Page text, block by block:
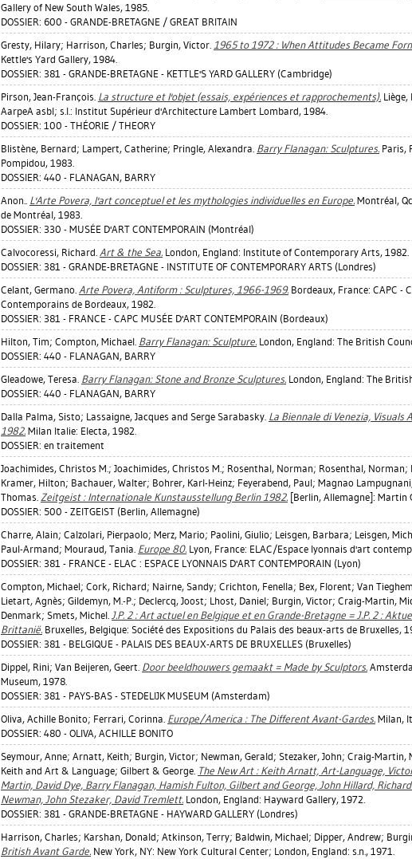
Gallery of New South Wales, 1985.
DOSSIER: 600 - GRANDE-BRETAGNE / GREAT BRITAIN
Gresty, Hilary; Harrison, Charles; Burgin, Victor. 1965 to 1972 : When Attitudes Became
Kettle's Yard Gallery, 1984.
DOSSIER: 381 - GRANDE-BRETAGNE - KETTLE'S YARD GALLERY (Cambridge)
Pirson, Jean-François. La structure et l'objet (essais, expériences et rapprochements). Liège,
AarpeA asbl; s.l.: Institut Supérieur d'Architecture Lambert Lombard, 1984.
DOSSIER: 100 - THÉORIE / THEORY
Blistène, Bernard; Lampert, Catherine; Pringle, Alexandra. Barry Flanagan: Sculptures. Paris,
Pompidou, 1983.
DOSSIER: 440 - FLANAGAN, BARRY
Anon.. L'Arte Povera, l'art conceptuel et les mythologies individuelles en Europe. Montréal,
de Montréal, 1983.
DOSSIER: 330 - MUSÉE D'ART CONTEMPORAIN (Montréal)
Calvocoressi, Richard. Art & the Sea. London, England: Institute of Contemporary Arts, 1982.
DOSSIER: 381 - GRANDE-BRETAGNE - INSTITUTE OF CONTEMPORARY ARTS (Londres)
Celant, Germano. Arte Povera, Antiform : Sculptures, 1966-1969. Bordeaux, France: CAPC -
Contemporains de Bordeaux, 1982.
DOSSIER: 381 - FRANCE - CAPC MUSÉE D'ART CONTEMPORAIN (Bordeaux)
Hilton, Tim; Compton, Michael. Barry Flanagan: Sculpture. London, England: The British
DOSSIER: 440 - FLANAGAN, BARRY
Gleadowe, Teresa. Barry Flanagan: Stone and Bronze Sculptures. London, England: The
DOSSIER: 440 - FLANAGAN, BARRY
Dalla Palma, Sisto; Lassaigne, Jacques and Serge Sarabasky. La Biennale di Venezia, Visuals
1982. Milan Italie: Electa, 1982.
DOSSIER: en traitement
Joachimides, Christos M.; Joachimides, Christos M.; Rosenthal, Norman; Rosenthal, Norman;
Kramer, Hilton; Bachauer, Walter; Bohrer, Karl-Heinz; Feyerabend, Paul; Magnao
Thomas. Zeitgeist : Internationale Kunstausstellung Berlin 1982. [Berlin, Allemagne]: Martin
DOSSIER: 500 - ZEITGEIST (Berlin, Allemagne)
Charre, Alain; Calzolari, Pierpaolo; Merz, Mario; Paolini, Giulio; Leisgen, Barbara; Leisgen,
Paul-Armand; Mouraud, Tania. Europe 80. Lyon, France: ELAC/Espace lyonnais d'art
DOSSIER: 381 - FRANCE - ELAC : ESPACE LYONNAIS D'ART CONTEMPORAIN (Lyon)
Compton, Michael; Cork, Richard; Nairne, Sandy; Crichton, Fenella; Bex, Florent; Van
Lietart, Agnès; Gildemyn, M.-P.; Declercq, Joost; Lhost, Daniel; Burgin, Victor; Craig-Martin,
Denmark; Smets, Michel. J.P. 2 : Art actuel en Belgique et en Grande-Bretagne = J.P. 2 :
Brittanië. Bruxelles, Belgique: Société des Expositions du Palais des beaux-arts de Bruxelles,
DOSSIER: 381 - BELGIQUE - PALAIS DES BEAUX-ARTS DE BRUXELLES (Bruxelles)
Dippel, Rini; Van Beijeren, Geert. Door beeldhouwers gemaakt = Made by Sculptors.
Museum, 1978.
DOSSIER: 381 - PAYS-BAS - STEDELIJK MUSEUM (Amsterdam)
Oliva, Achille Bonito; Ferrari, Corinna. Europe/America : The Different Avant-Gardes. Milan,
DOSSIER: 480 - OLIVA, ACHILLE BONITO
Seymour, Anne; Arnatt, Keith; Burgin, Victor; Newman, Gerald; Stezaker, John; Craig-Martin,
Keith and Art & Language; Gilbert & George. The New Art : Keith Arnatt, Art-Language,
Martin, David Dye, Barry Flanagan, Hamish Fulton, Gilbert and George, John Hillard,
Newman, John Stezaker, David Tremlett. London, England: Hayward Gallery, 1972.
DOSSIER: 381 - GRANDE-BRETAGNE - HAYWARD GALLERY (Londres)
Harrison, Charles; Karshan, Donald; Atkinson, Terry; Baldwin, Michael; Dipper, Andrew;
British Avant Garde. New York, NY: New York Cultural Center; London, England: s.n., 1971.